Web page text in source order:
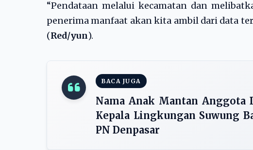
“Pendataan melalui kecamatan dan
penerima manfaat akan kita ambil dari data
(Red/yun).
BACA JUGA
Nama Anak Mantan Anggota
Kepala Lingkungan Suwung
PN Denpasar